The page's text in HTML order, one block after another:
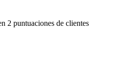
2 puntuaciones de clientes